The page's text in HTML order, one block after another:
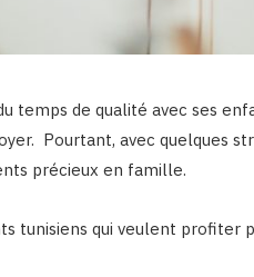
temps de qualité avec ses
Pourtant, avec quelques
précieux en famille.
tunisiens qui veulent profiter